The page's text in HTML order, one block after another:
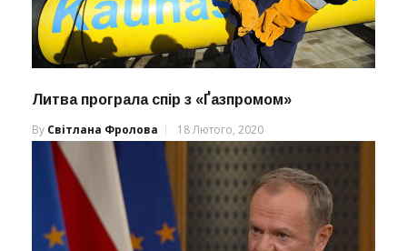
Литва програла спір з «Ґазпромом»
By Світлана Фролова 18 Лютого, 2020